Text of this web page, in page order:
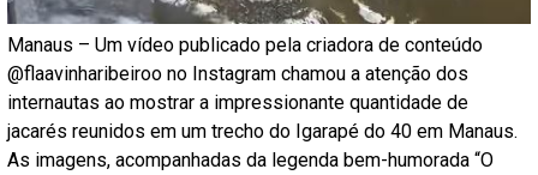
Manaus – Um vídeo publicado pela criadora de conteúdo
@flaavinharibeiroo no Instagram chamou a atenção dos
internautas ao mostrar a impressionante quantidade de
jacarés reunidos em um trecho do Igarapé do 40 em Manaus.
As imagens, acompanhadas da legenda bem-humorada “O